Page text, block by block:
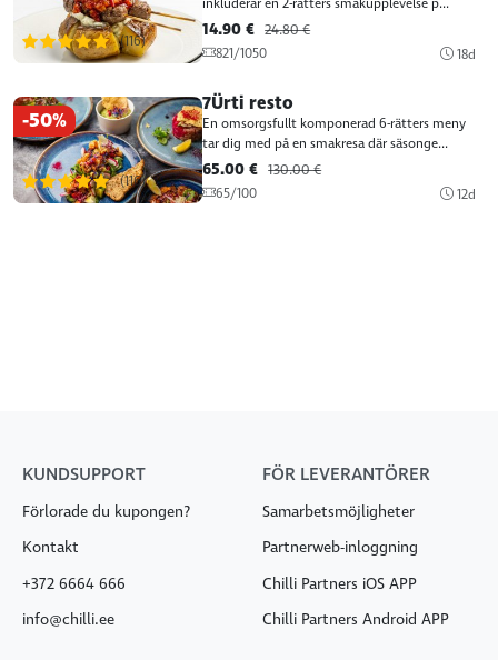
(116)
14.90 € 24.80 €
821/1050
18d
-50%
(116)
7Ürti resto
En omsorgsfullt komponerad 6-rätters meny
tar dig med på en smakresa där säsonge...
65.00 € 130.00 €
65/100
12d
KUNDSUPPORT
Förlorade du kupongen?
Kontakt
+372 6664 666
info@chilli.ee
FÖR LEVERANTÖRER
Samarbetsmöjligheter
Partnerweb-inloggning
Chilli Partners iOS APP
Chilli Partners Android APP